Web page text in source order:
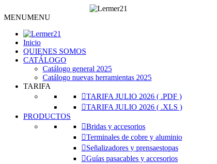
MENUMENU
Inicio
QUIENES SOMOS
CATÁLOGO
Catálogo general 2025
Catálogo nuevas herramientas 2025
TARIFA
TARIFA JULIO 2026 ( .PDF )
TARIFA JULIO 2026 ( .XLS )
PRODUCTOS
Bridas y accesorios
Terminales de cobre y aluminio
Señalizadores y prensaestopas
Guías pasacables y accesorios